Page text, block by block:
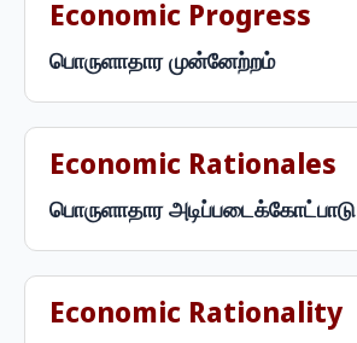
Economic Progress
பொருளாதார முன்னேற்றம்
Economic Rationales
பொருளாதார அடிப்படைக்கோட்பாடு
Economic Rationality